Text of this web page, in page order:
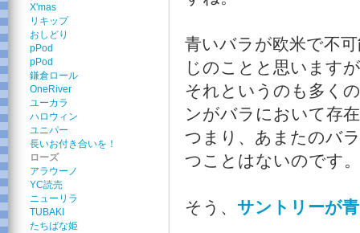
X'mas
リキップ
おしどり
pPod
pPod
鎌倉ロール
OneRiver
ユーカラ
ハロウィン
ユニパー
長いお付き合いを！
ローズ
アラウーノ
YC読売
ニューリラ
TUBAKI
たちばな姫
青いバラが欧米で不
じのことと思いますが
それというのも多く
ンがバラにおいて存
つまり、あまたのバ
つことはないのです。
そう、 サントリーが